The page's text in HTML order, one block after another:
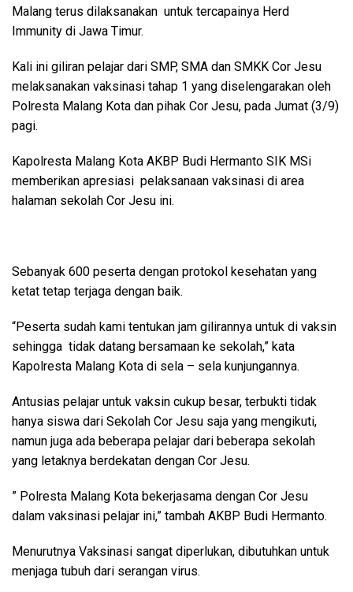
Malang terus dilaksanakan untuk tercapainya Herd
Immunity di Jawa Timur.
Kali ini giliran pelajar dari SMP, SMA dan SMKK Cor Jesu
melaksanakan vaksinasi tahap 1 yang diselengarakan oleh
Polresta Malang Kota dan pihak Cor Jesu, pada Jumat (3/9)
pagi.
Kapolresta Malang Kota AKBP Budi Hermanto SIK MSi
memberikan apresiasi pelaksanaan vaksinasi di area
halaman sekolah Cor Jesu ini.
Sebanyak 600 peserta dengan protokol kesehatan yang
ketat tetap terjaga dengan baik.
“Peserta sudah kami tentukan jam gilirannya untuk di vaksin
sehingga tidak datang bersamaan ke sekolah,” kata
Kapolresta Malang Kota di sela – sela kunjungannya.
Antusias pelajar untuk vaksin cukup besar, terbukti tidak
hanya siswa dari Sekolah Cor Jesu saja yang mengikuti,
namun juga ada beberapa pelajar dari beberapa sekolah
yang letaknya berdekatan dengan Cor Jesu.
” Polresta Malang Kota bekerjasama dengan Cor Jesu
dalam vaksinasi pelajar ini,” tambah AKBP Budi Hermanto.
Menurutnya Vaksinasi sangat diperlukan, dibutuhkan untuk
menjaga tubuh dari serangan virus.